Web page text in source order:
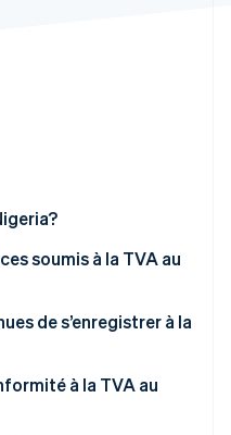
construit l’infrastructure
soumis à la TVA au
standard (7,5 %)
%)
TVA
de s’enregistrer à la
à la TVA au